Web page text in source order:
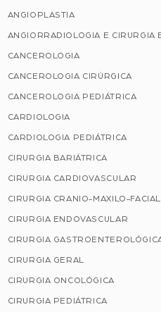
ANGIOPLASTIA
ANGIORRADIOLOGIA E CIRURGIA
CANCEROLOGIA
CANCEROLOGIA CIRÚRGICA
CANCEROLOGIA PEDIÁTRICA
CARDIOLOGIA
CARDIOLOGIA PEDIÁTRICA
CIRURGIA BARIÁTRICA
CIRURGIA CARDIOVASCULAR
CIRURGIA CRANIO-MAXILO-FACIAL
CIRURGIA ENDOVASCULAR
CIRURGIA
CIRURGIA GERAL
CIRURGIA ONCOLÓGICA
CIRURGIA PEDIÁTRICA